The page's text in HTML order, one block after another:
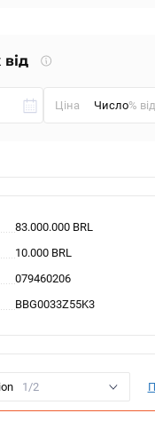
Що
Ціна %
83.000.000 BRL
10.000 BRL
079460206
BBG0033Z55K3
1/2